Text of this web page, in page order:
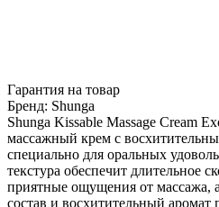
Гарантия на товар
Бренд: Shunga
Shunga Kissable Massage Cream
массажный крем с
специально для оральных
текстура обеспечит длительное
приятные ощущения от массажа,
состав и восхитительный